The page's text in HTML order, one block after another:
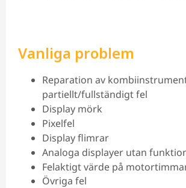
Vanliga problem
Reparation av
partiellt/fullständigt fel
Display mörk
Pixelfel
Display flimrar
Analoga displayer utan
Felaktigt värde på
Övriga fel